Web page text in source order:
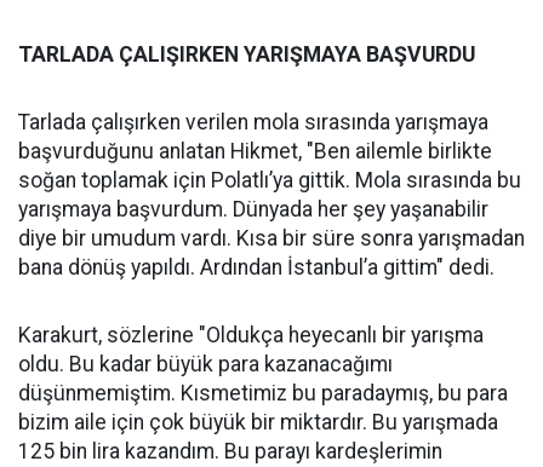
TARLADA ÇALIŞIRKEN YARIŞMAYA BAŞVURDU
Tarlada çalışırken verilen mola sırasında yarışmaya
başvurduğunu anlatan Hikmet, "Ben ailemle birlikte
soğan toplamak için Polatlı’ya gittik. Mola sırasında bu
yarışmaya başvurdum. Dünyada her şey yaşanabilir
diye bir umudum vardı. Kısa bir süre sonra yarışmadan
bana dönüş yapıldı. Ardından İstanbul’a gittim" dedi.
Karakurt, sözlerine "Oldukça heyecanlı bir yarışma
oldu. Bu kadar büyük para kazanacağımı
düşünmemiştim. Kısmetimiz bu paradaymış, bu para
bizim aile için çok büyük bir miktardır. Bu yarışmada
125 bin lira kazandım. Bu parayı kardeşlerimin